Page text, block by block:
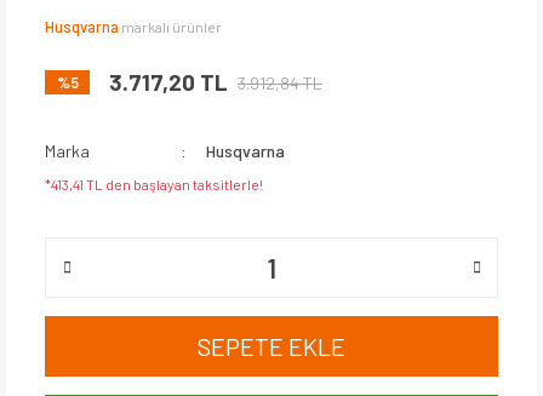
Husqvarna markalı ürünler
%5 3.717,20 TL 3.912,84 TL
Marka Husqvarna
*413,41 TL den başlayan taksitlerle!
SEPETE EKLE